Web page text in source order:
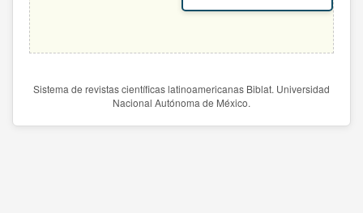
Sistema de revistas científicas latinoamericanas Biblat. Universidad
Nacional Autónoma de México.